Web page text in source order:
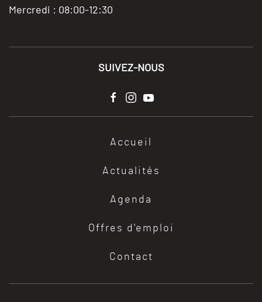
Mercredi : 08:00-12:30
SUIVEZ-NOUS
Accueil
Actualités
Agenda
Offres d'emploi
Contact